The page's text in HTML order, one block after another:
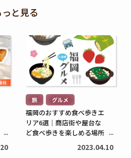
退職金は定期預金で運用す
べき？メリット・デメリッ
2026.05.21
続
き
を
読
む
>住まいに役立つ
住宅ローン中に転職しても
と見る
続
き
を
読
む
> 旅 グルメ
福岡のおすすめ食べ歩きエ
リア6選｜商店街や屋台な
ど食べ歩きを楽しめる場所
2023.04.10